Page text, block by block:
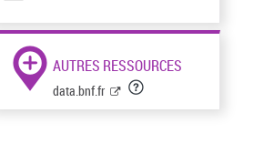
AUTRES RESSOURCES
data.bnf.fr